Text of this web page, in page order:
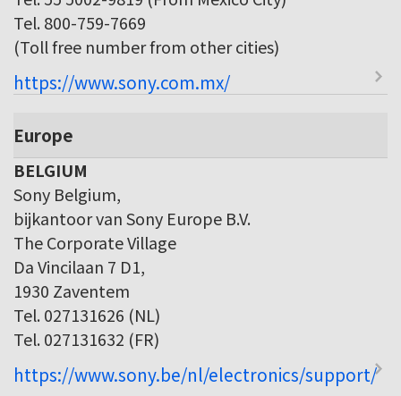
Tel. 800-759-7669
(Toll free number from other cities)
https://www.sony.com.mx/
Europe
BELGIUM
Sony Belgium,
bijkantoor van Sony Europe B.V.
The Corporate Village
Da Vincilaan 7 D1,
1930 Zaventem
Tel. 027131626 (NL)
Tel. 027131632 (FR)
https://www.sony.be/nl/electronics/support/